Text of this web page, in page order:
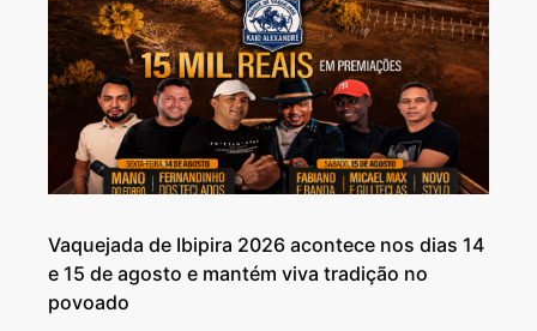
Vaquejada de Ibipira 2026 acontece nos dias 14
e 15 de agosto e mantém viva tradição no
povoado